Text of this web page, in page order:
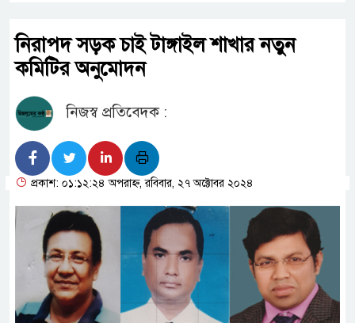
নিরাপদ সড়ক চাই টাঙ্গাইল শাখার নতুন
কমিটির অনুমোদন
নিজস্ব প্রতিবেদক :
প্রকাশ: ০১:১২:২৪ অপরাহ্ন, রবিবার, ২৭ অক্টোবর ২০২৪